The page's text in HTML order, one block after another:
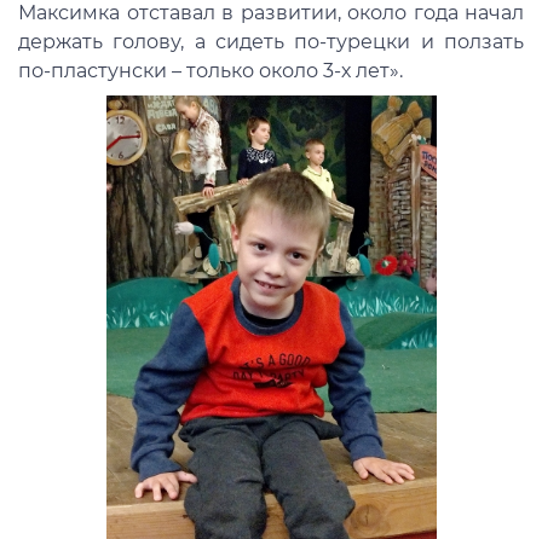
Максимка отставал в развитии, около года начал
держать голову, а сидеть по-турецки и ползать
по-пластунски – только около 3-х лет».